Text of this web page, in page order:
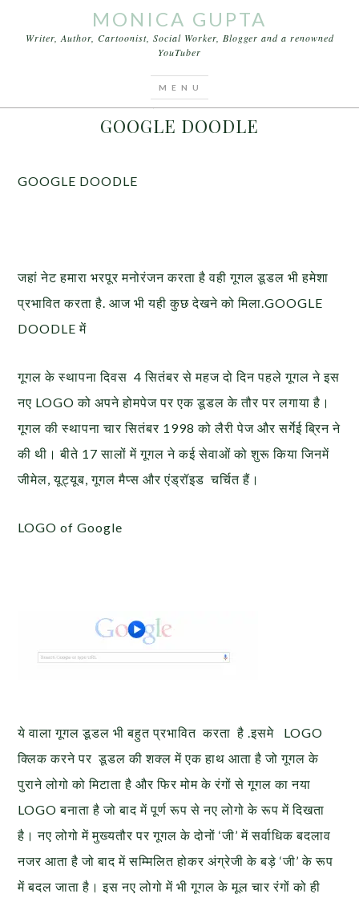
MONICA GUPTA
Writer, Author, Cartoonist, Social Worker, Blogger and a renowned
YouTuber
GOOGLE DOODLE
GOOGLE DOODLE
जहां नेट हमारा भरपूर मनोरंजन करता है वही गूगल डूडल भी हमेशा
प्रभावित करता है. आज भी यही कुछ देखने को मिला.GOOGLE
DOODLE में
गूगल के स्थापना दिवस 4 सितंबर से महज दो दिन पहले गूगल ने इस
नए LOGO को अपने होमपेज पर एक डूडल के तौर पर लगाया है।
गूगल की स्थापना चार सितंबर 1998 को लैरी पेज और सर्गेई ब्रिन ने
की थी। बीते 17 सालों में गूगल ने कई सेवाओं को शुरू किया जिनमें
जीमेल, यूट्यूब, गूगल मैप्स और एंड्रॉइड चर्चित हैं।
LOGO of Google
ये वाला गूगल डूडल भी बहुत प्रभावित करता है .इसमे LOGO
क्लिक करने पर डूडल की शक्ल में एक हाथ आता है जो गूगल के
पुराने लोगो को मिटाता है और फिर मोम के रंगों से गूगल का नया
LOGO बनाता है जो बाद में पूर्ण रूप से नए लोगो के रूप में दिखता
है। नए लोगो में मुख्यतौर पर गूगल के दोनों ‘जी’ में सर्वाधिक बदलाव
नजर आता है जो बाद में सम्मिलित होकर अंग्रेजी के बड़े ‘जी’ के रूप
में बदल जाता है। इस नए लोगो में भी गूगल के मूल चार रंगों को ही